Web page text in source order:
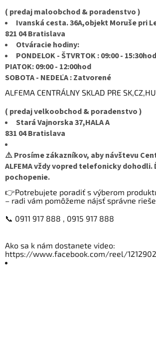
( predaj maloobchod & poradenstvo )
Ivanská cesta. 36A,objekt Moruše pri
821 04 Bratislava
Otváracie hodiny:
PONDELOK - ŠTVRTOK : 09:00 - 15:30hod
PIATOK: 09:00 - 12:00hod
SOBOTA - NEDEĽA : Zatvorené
ALFEMA CENTRÁLNY SKLAD PRE
( predaj velkoobchod & poradenstvo )
Stará Vajnorska 37,HALA A
831 04 Bratislava
⚠️ Prosíme zákazníkov, aby návštevu
ALFEMA vždy vopred telefonicky dohodli.
pochopenie.
👉Potrebujete poradiť s výberom
– radi vám pomôžeme nájsť správne
📞 0911 917 888 , 0915 917 888
Ako sa k nám dostanete video:
https://www.facebook.com/reel/